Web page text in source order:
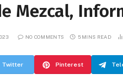
Mezcal,
NO COMMENTS 5 MINS READ
Twitter Pinterest